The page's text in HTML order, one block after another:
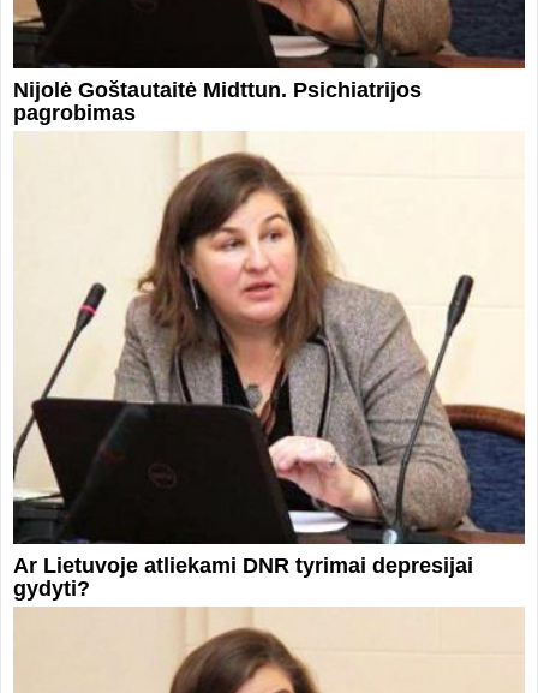
Nijolė Goštautaitė Midttun. Psichiatrijos
pagrobimas
Ar Lietuvoje atliekami DNR tyrimai depresijai
gydyti?